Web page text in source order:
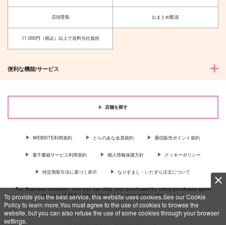
To provide you the best service, this website uses cookies.See our Cookie
Policy to learn more.You must agree to the use of cookies to browse the
website, but you can also refuse the use of some cookies through your browser
settings.
店頭受取 おまとめ配送
11,000円（税込）以上で送料当社負担
便利な機能/サービス
店舗を探す
WEBSITE利用規約 とらのあな会員規約 通信販売ポイント規約
電子書籍サービス利用規約 個人情報保護方針 クッキーポリシー
特定商取引法に基づく表示 なりすまし・いたずら注文について
For Overseas customer, now you can ship your purchases by using purchases agent
services “AOCS”! Click {more…} for more information …more